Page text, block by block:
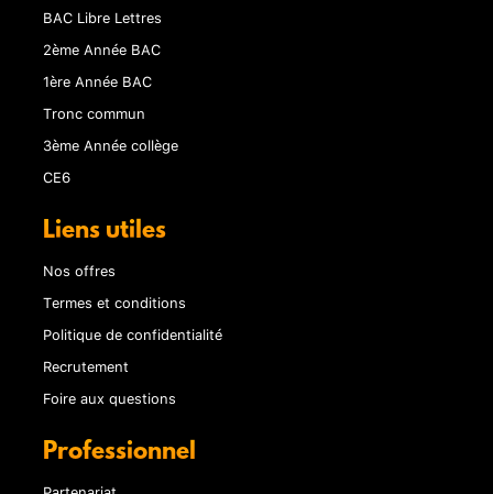
BAC Libre Lettres
2ème Année BAC
1ère Année BAC
Tronc commun
3ème Année collège
CE6
Liens utiles
Nos offres
Termes et conditions
Politique de confidentialité
Recrutement
Foire aux questions
Professionnel